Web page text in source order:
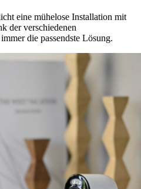
eine mühelose Installation mit
der verschiedenen
die passendste Lösung.